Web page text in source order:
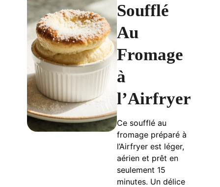
Soufflé
Au
Fromage
à
l’Airfryer
Ce soufflé au
fromage préparé à
l’Airfryer est léger,
aérien et prêt en
seulement 15
minutes. Un délice